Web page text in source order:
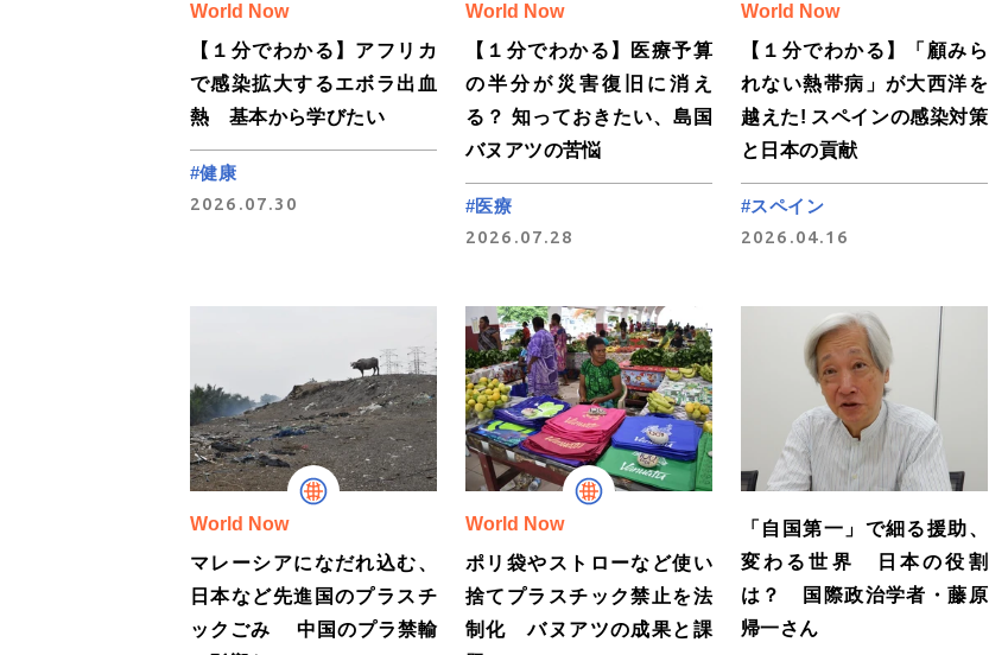
World Now
【１分でわかる】アフリカ
で感染拡大するエボラ出血
熱 基本から学びたい
#健康
2026.07.30
World Now
【１分でわかる】医療予算
の半分が災害復旧に消え
る？ 知っておきたい、島国
バヌアツの苦悩
#医療
2026.07.28
World Now
【１分でわかる】「顧みら
れない熱帯病」が大西洋を
越えた! スペインの感染対策
と日本の貢献
#スペイン
2026.04.16
World Now
マレーシアになだれ込む、
日本など先進国のプラスチ
ックごみ 中国のプラ禁輸
World Now
ポリ袋やストローなど使い
捨てプラスチック禁止を法
制化 バヌアツの成果と課
「自国第一」で細る援助、
変わる世界 日本の役割
は？ 国際政治学者・藤原
帰一さん